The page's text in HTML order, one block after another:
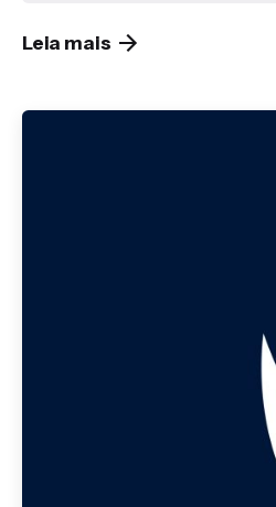
Leia mais